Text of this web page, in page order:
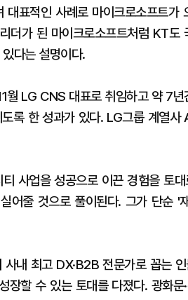
대표적인 사례로 마이크로소프트
가 된 마이크로소프트처럼 KT도
다는 설명이다.
LG CNS 대표로 취임하고 약 7년
록 한 성과가 있다. LG그룹 계열사
사업을 성공으로 이끈 경험을 토
어줄 것으로 풀이된다. 그가 단순 '
내 최고 DX·B2B 전문가로 꼽는
할 수 있는 토대를 다졌다. 광화문